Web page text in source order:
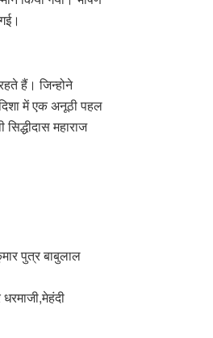
हैं। जिन्होने
दिशा में एक अनूठी पहल
महाराज
पुत्र बाबुलाल